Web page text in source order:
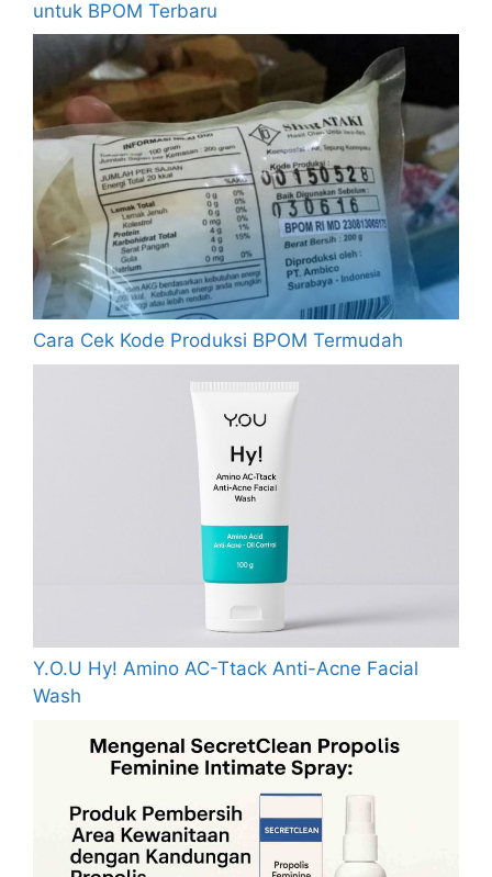
untuk BPOM Terbaru
Cara Cek Kode Produksi BPOM Termudah
Y.O.U Hy! Amino AC-Ttack Anti-Acne Facial
Wash